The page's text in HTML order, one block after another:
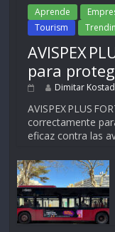
Aprende
Tourism
AVISPEX
para
Dimitar
AVISPEX PLUS
correctamente
eficaz contra las